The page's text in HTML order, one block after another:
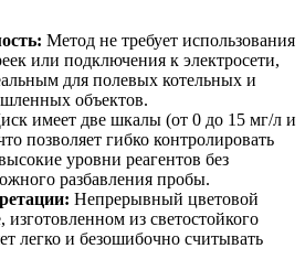
Метод не требует использования
или подключения к электросети,
для полевых котельных и
объектов.
имеет две шкалы (от 0 до 15 мг/л и
позволяет гибко контролировать
уровни реагентов без
разбавления пробы.
Непрерывный цветовой
изготовленном из светостойкого
легко и безошибочно считывать